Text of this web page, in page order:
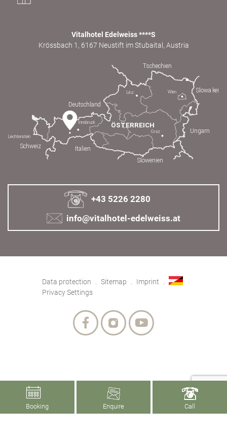
Vitalhotel Edelweiss ****S
Krössbach 1, 6167 Neustift im Stubaital, Austria
+43 5226 2280
info@vitalhotel-edelweiss.at
Data protection Sitemap
Imprint
Privacy Settings
Booking Enquire Call